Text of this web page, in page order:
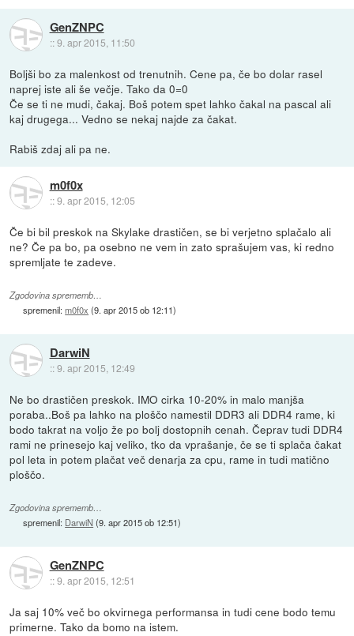
GenZNPC
::9. apr 2015, 11:50
Boljši bo za malenkost od trenutnih. Cene pa, če bo dolar rasel
naprej iste ali še večje. Tako da 0=0
Če se ti ne mudi, čakaj. Boš potem spet lahko čakal na pascal ali
kaj drugega... Vedno se nekaj najde za čakat.
Rabiš zdaj ali pa ne.
m0f0x
::9. apr 2015, 12:05
Če bi bil preskok na Skylake drastičen, se bi verjetno splačalo ali
ne? Če pa bo, pa osebno ne vem in zato sprašujem vas, ki redno
spremljate te zadeve.
Zgodovina sprememb…
spremenil:m0f0x (9. apr 2015 ob 12:11)
DarwiN
::9. apr 2015, 12:49
Ne bo drastičen preskok. IMO cirka 10-20% in malo manjša
poraba..Boš pa lahko na ploščo namestil DDR3 ali DDR4 rame, ki
bodo takrat na voljo že po bolj dostopnih cenah. Čeprav tudi DDR4
rami ne prinesejo kaj veliko, tko da vprašanje, če se ti splača čakat
pol leta in potem plačat več denarja za cpu, rame in tudi matično
ploščo.
Zgodovina sprememb…
spremenil: DarwiN (9. apr 2015 ob 12:51)
GenZNPC
::9. apr 2015, 12:51
Ja saj 10% več bo okvirnega performansa in tudi cene bodo temu
primerne. Tako da bomo na istem.